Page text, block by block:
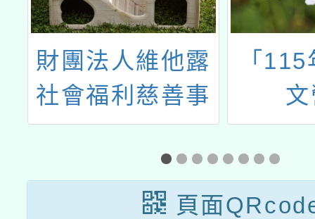
財團法人維他露
社會福利慈善事
業基金會辦理
「第25屆 維他
露文化獎全國臺
「
頁面